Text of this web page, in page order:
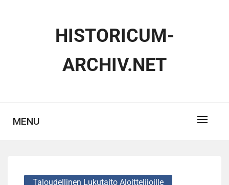
HISTORICUM-
ARCHIV.NET
MENU
Taloudellinen Lukutaito Aloittelijoille